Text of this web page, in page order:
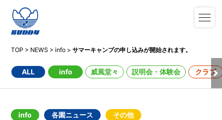
TOP > NEWS >info >サマーキャンプの申し込みが開始されます。
ALL info 威風堂々 説明会・体験会 クラブ
info 各園ニュース その他